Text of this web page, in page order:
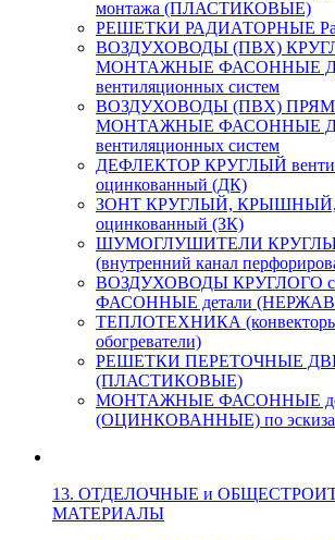
монтажа (ПЛАСТИКОВЫЕ)
РЕШЕТКИ РАДИАТОРНЫЕ
ВОЗДУХОВОДЫ (ПВХ)
МОНТАЖНЫЕ ФАСОННЫЕ
вентиляционных систем
ВОЗДУХОВОДЫ (ПВХ)
МОНТАЖНЫЕ ФАСОННЫЕ
вентиляционных систем
ДЕФЛЕКТОР КРУГЛЫЙ
оцинкованный (ДК)
ЗОНТ КРУГЛЫЙ, КРЫШНЫЙ,
оцинкованный (ЗК)
ШУМОГЛУШИТЕЛИ КРУГЛЫЕ
(внутренний канал
ВОЗДУХОВОДЫ КРУГЛОГО
ФАСОННЫЕ детали
ТЕПЛОТЕХНИКА
обогреватели)
РЕШЕТКИ ПЕРЕТОЧНЫЕ
(ПЛАСТИКОВЫЕ)
МОНТАЖНЫЕ ФАСОННЫЕ
(ОЦИНКОВАННЫЕ) по
13. ОТДЕЛОЧНЫЕ и
МАТЕРИАЛЫ